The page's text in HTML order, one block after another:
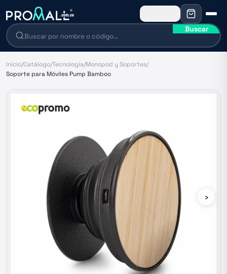
Buscar
Inicio/Catálogo/Tecnología/Monopod y Soportes/
Soporte para Móviles Pump Bamboo
›